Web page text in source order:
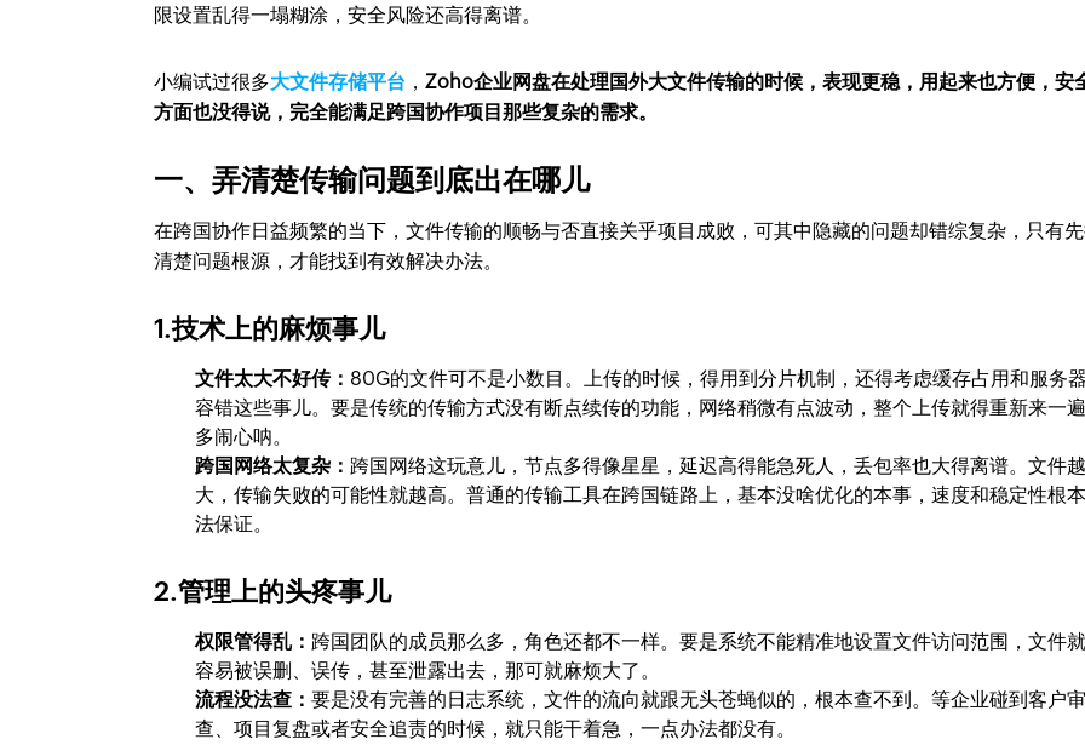
限设置乱得一塌糊涂，安全风险还高得离谱。
小编试过很多大文件存储平台 ，Zoho企业网盘在处理国外大文件传输的时候，表现更稳，用起来也方便，安
方面也没得说，完全能满足跨国协作项目那些复杂的需求。
一、弄清楚传输问题到底出在哪儿
在跨国协作日益频繁的当下，文件传输的顺畅与否直接关乎项目成败，可其中隐藏的问题却错综复杂，只有
清楚问题根源，才能找到有效解决办法。
1.技术上的麻烦事儿
文件太大不好传： 80G的文件可不是小数目。上传的时候，得用到分片机制，还得考虑缓存占用和服务
容错这些事儿。要是传统的传输方式没有断点续传的功能，网络稍微有点波动，整个上传就得重新来一
多闹心呐。
跨国网络太复杂： 跨国网络这玩意儿，节点多得像星星，延迟高得能急死人，丢包率也大得离谱。文件
大，传输失败的可能性就越高。普通的传输工具在跨国链路上，基本没啥优化的本事，速度和稳定性根
法保证。
2.管理上的头疼事儿
权限管得乱： 跨国团队的成员那么多，角色还都不一样。要是系统不能精准地设置文件访问范围，文件
容易被误删、误传，甚至泄露出去，那可就麻烦大了。
流程没法查：要是没有完善的日志系统，文件的流向就跟无头苍蝇似的，根本查不到。等企业碰到客户
查、项目复盘或者安全追责的时候，就只能干着急，一点办法都没有。